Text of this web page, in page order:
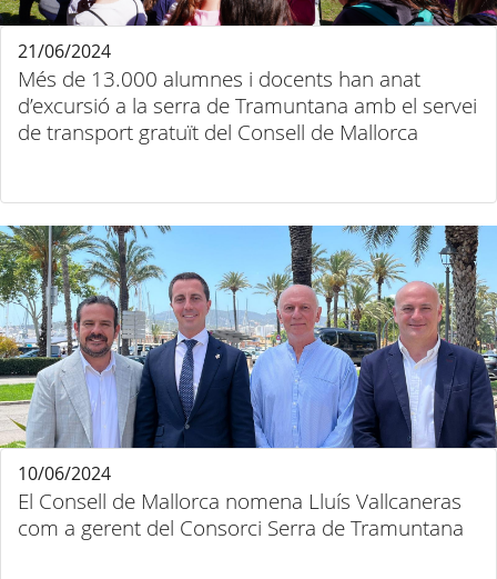
Més de 13.000 alumnes i docents han anat
d’excursió a la serra de Tramuntana amb el servei
de transport gratuït del Consell de Mallorca
21/06/2024
El Consell de Mallorca nomena Lluís Vallcaneras
com a gerent del Consorci Serra de Tramuntana
10/06/2024